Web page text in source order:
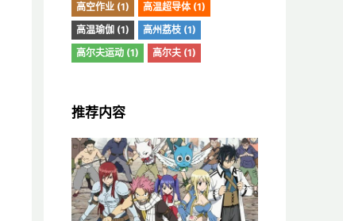
高空作业 (1)
高温超导体 (1)
高温瑜伽 (1)
高州荔枝 (1)
高尔夫运动 (1)
高尔夫 (1)
推荐内容